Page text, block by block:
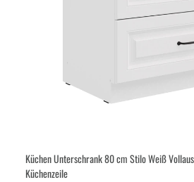
Küchen Unterschrank 80 cm Stilo Weiß
Küchenzeile